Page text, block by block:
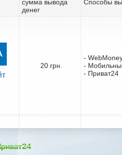
сумма вывода
денег
Способы
20 грн.
-
-
- Приват24